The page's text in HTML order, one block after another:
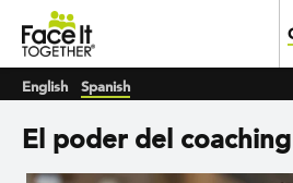
Skip to main content
English Spanish
El poder del